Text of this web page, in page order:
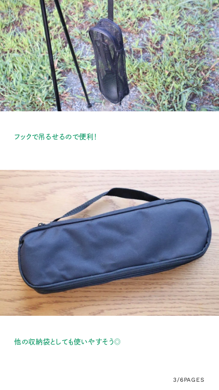
フックで吊るせるので便利！
他の収納袋としても使いやすそう◎
3/6PAGES